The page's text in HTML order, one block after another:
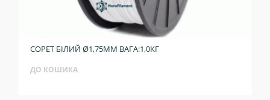
COPET БІЛИЙ Ø1,75ММ ВАГА:1,0КГ
ДО КОШИКА